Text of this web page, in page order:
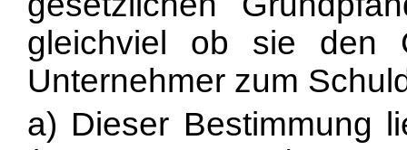
gleichviel ob sie den
Unternehmer zum
a) Dieser Bestimmung